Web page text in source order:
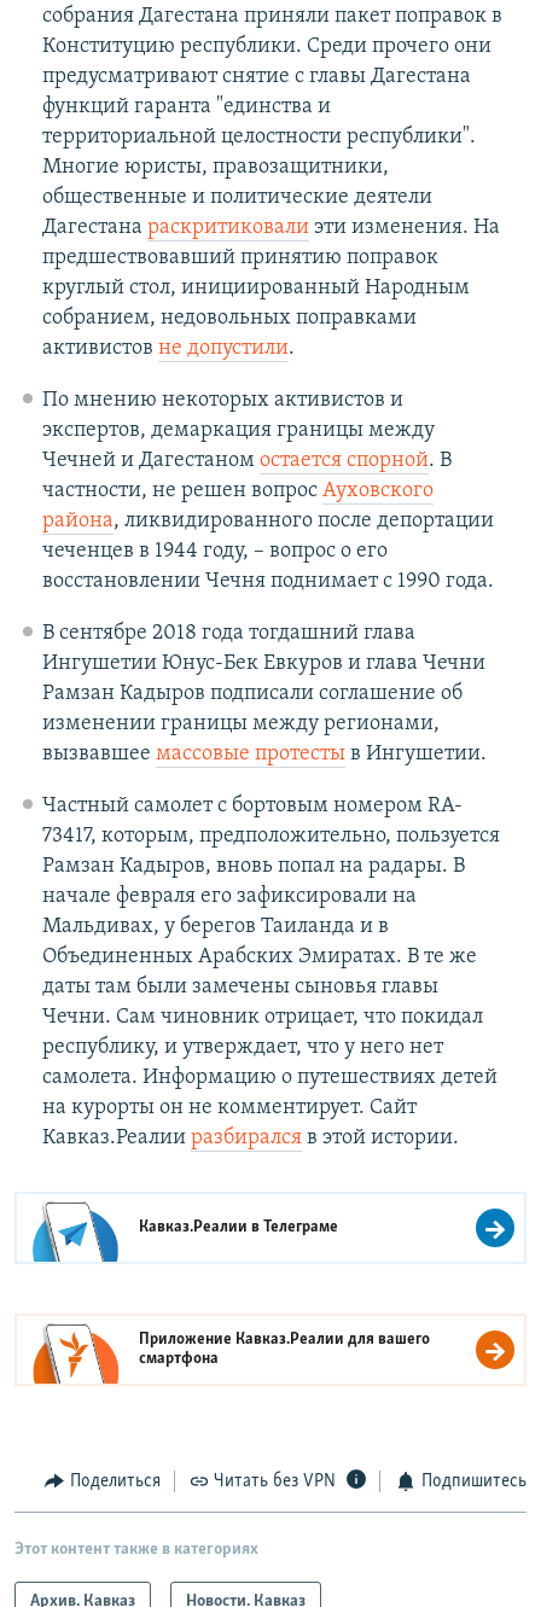
собрания Дагестана приняли пакет поправок в
Конституцию республики. Среди прочего они
предусматривают снятие с главы Дагестана
функций гаранта "единства и
территориальной целостности республики".
Многие юристы, правозащитники,
общественные и политические деятели
Дагестана раскритиковалиэти изменения. На
предшествовавший принятию поправок
круглый стол, инициированный Народным
собранием, недовольных поправками
активистов не допустили.
По мнению некоторых активистов и
экспертов, демаркация границы между
Чечней и Дагестаном остается спорной. В
частности, не решен вопрос Ауховского
района, ликвидированного после депортации
чеченцев в 1944 году, – вопрос о его
восстановлении Чечня поднимает с 1990 года.
В сентябре 2018 года тогдашний глава
Ингушетии Юнус-Бек Евкуров и глава Чечни
Рамзан Кадыров подписали соглашение об
изменении границы между регионами,
вызвавшее массовые протестыв Ингушетии.
Частный самолет с бортовым номером RA-
73417, которым, предположительно, пользуется
Рамзан Кадыров, вновь попал на радары. В
начале февраля его зафиксировали на
Мальдивах, у берегов Таиланда и в
Объединенных Арабских Эмиратах. В те же
даты там были замечены сыновья главы
Чечни. Сам чиновник отрицает, что покидал
республику, и утверждает, что у него нет
самолета. Информацию о путешествиях детей
на курорты он не комментирует. Сайт
Кавказ.Реалии разбиралсяв этой истории.
Кавказ.Реалии вТелеграме
Приложение Кавказ.Реалии для вашего
смартфона
Поделиться Читать без VPN Подпишитесь
Этот контент также в категориях
Архив. Кавказ Новости. Кавказ